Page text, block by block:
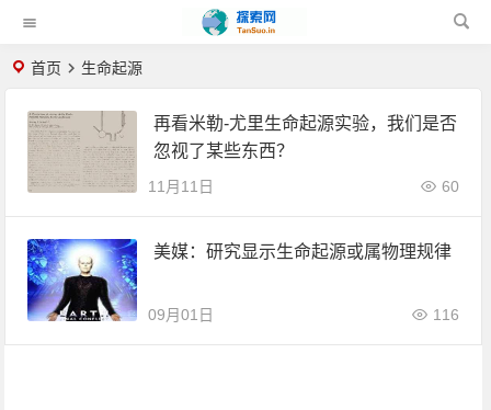
首页 生命起源
再看米勒-尤里生命起源实验，我们是否
忽视了某些东西？
11月11日 60
美媒：研究显示生命起源或属物理规律
09月01日 116